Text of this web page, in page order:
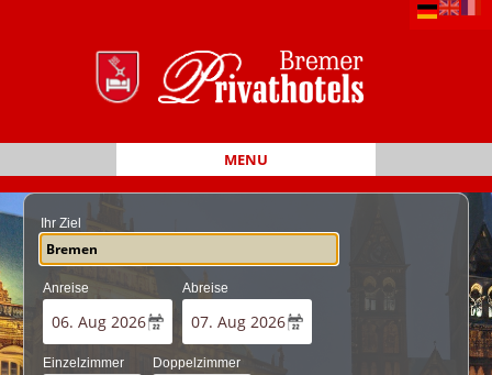
MENU
Ihr Ziel
Anreise Abreise
Einzelzimmer Doppelzimmer